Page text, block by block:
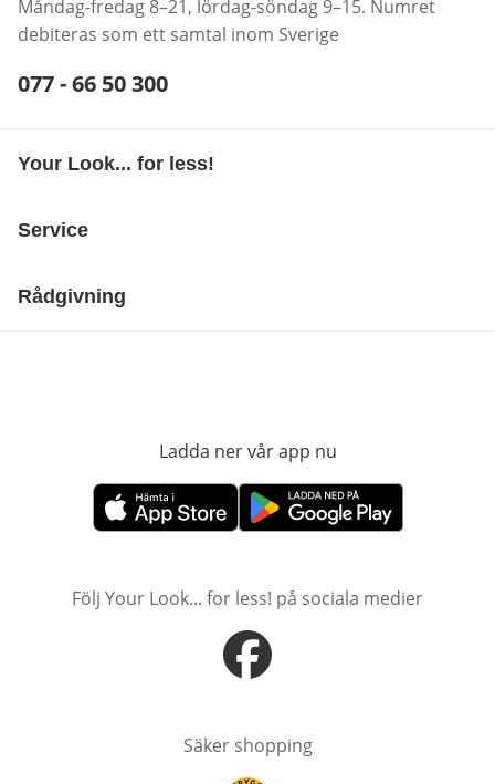
Måndag-fredag 8–21, lördag-söndag 9–15. Numret
debiteras som ett samtal inom Sverige
Telefonnummer:
077 - 66 50 300
Your Look... for less!
Service
Rådgivning
Ladda ner vår app nu
öppnas i nytt fönsteröppnas i nytt fönster
Följ Your Look... for less! på sociala medier
öppnas i nytt fönster
Säker shopping